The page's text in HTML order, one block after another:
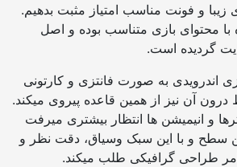
و فونت مناسب امتیاز مثبت بدهیم.
محتوای بازی متناسب بوده و اصل
گردیده است.
اندرویدی به صورت فانتزی و کارتونی
درون آن نیز از همین قاعده پیروی میکند.
و انیمیشن ها انتظار بیشتری میرفت
سطح و با این سبک وسیاق، دقت نظر و
طراحی گرافیکی طلب میکند.